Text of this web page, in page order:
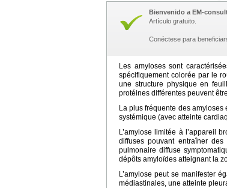
Bienvenido a EM-
Artículo gratuito.
Conéctese para
Les amyloses sont
spécifiquement colorée par le
une structure physique en
protéines différentes peuvent
La plus fréquente des amyloses
systémique (avec atteinte
L’amylose limitée à l’appareil
diffuses pouvant entraîner des
pulmonaire diffuse
dépôts amyloïdes atteignant la
L’amylose peut se manifester
médiastinales, une atteinte